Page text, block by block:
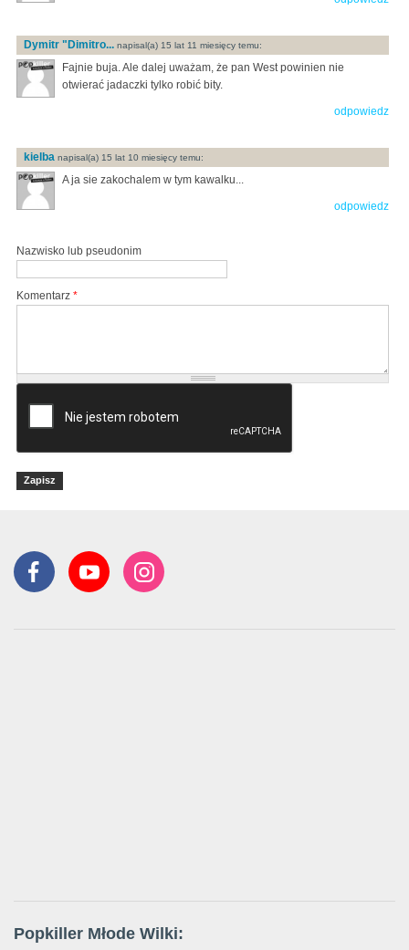
Dymitr "Dimitro... napisal(a) 15 lat 11 miesięcy temu:
Fajnie buja. Ale dalej uważam, że pan West powinien nie
otwierać jadaczki tylko robić bity.
odpowiedz
kielba napisal(a) 15 lat 10 miesięcy temu:
A ja sie zakochalem w tym kawalku...
odpowiedz
Nazwisko lub pseudonim
Komentarz *
Popkiller Młode Wilki: